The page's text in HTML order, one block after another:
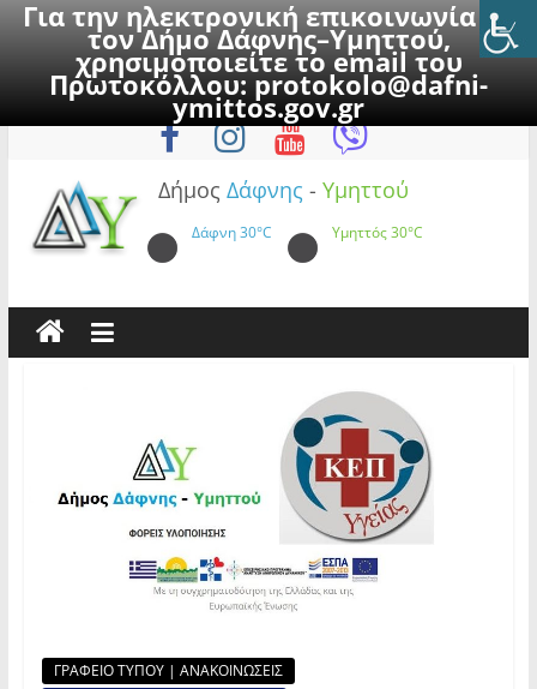
Για την ηλεκτρονική επικοινωνία με
τον Δήμο Δάφνης–Υμηττού,
χρησιμοποιείτε το email του
Πρωτοκόλλου:protokolo@dafni-
ymittos.gov.gr
to
Πέμπτη, 6 Αυγούστου 2026
Δήμος Δάφνης - Υμηττού
Δάφνη30°C Υμηττός30°C
ΓΡΑΦΕΙΟ ΤΥΠΟΥ | ΑΝΑΚΟΙΝΩΣΕΙΣ